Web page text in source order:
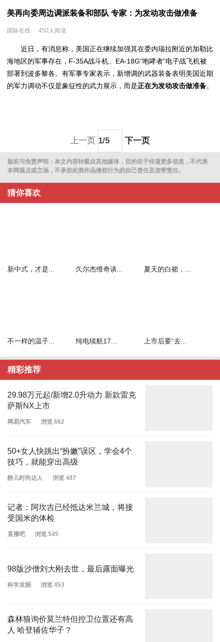
美再向委周边调派装备和部队 专家：为发动攻击做准备
国际在线 450人阅读
近日，有消息称，美国正在继续加强其在委内瑞拉附近的加勒比
海地区的军事存在，F-35A战斗机、EA-18G“咆哮者”电子战飞机被
部署到波多黎各。有军事专家表示，新增调的武器装备表明美国近期
的军力调动不仅是象征性的武力展示，而是正在为发动攻击做准备。
上一页 下一页
版权与免责声明：本文内容转载自其他媒体，目的在于传递更多信息，不代表
本网观点或立场，不承担此类作品侵权行为的自己责任及连带责任。
猜你喜欢
新中式，才是... 久尔杰维奇谈... 夏天的白裙，...
不一样的温子... 纯电续航17... 上市后要“去...
精彩推荐
29.98万元起/新增2.0升动力 新款雷克
萨斯NX上市
网易汽车 浏览 682
50+女人快跳出“扮嫩”误区，学会4个
技巧，就能穿出高级
静儿时尚达人 浏览 487
记者：阿坎吉已经抵达米兰城，将接
受国米的体检
直播吧 浏览 545
98版沙僧刘大刚去世，最后露面曝光
科学发掘 浏览 453
森林狼询价莫兰特但控卫位置还有高
人 哈登辅佐华子？